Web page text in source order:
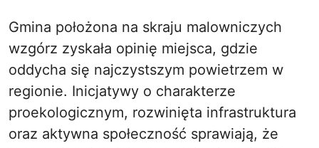
Gmina położona na skraju malowniczych
wzgórz zyskała opinię miejsca, gdzie
oddycha się najczystszym powietrzem w
regionie. Inicjatywy o charakterze
proekologicznym, rozwinięta infrastruktura
oraz aktywna społeczność sprawiają, że